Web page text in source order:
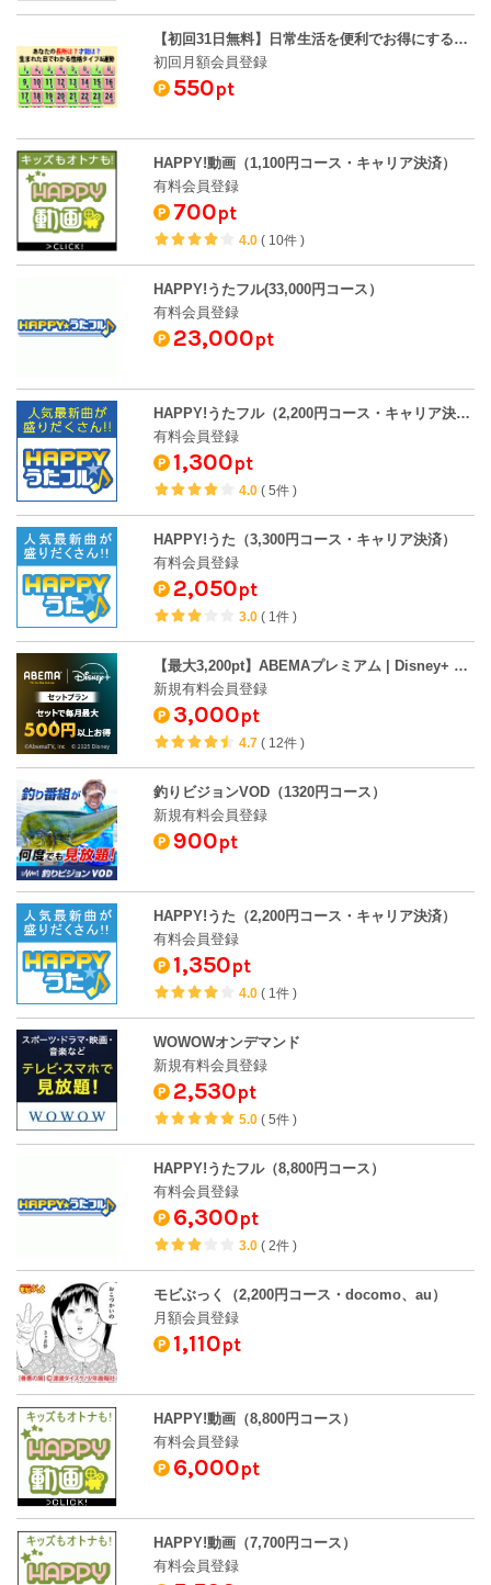
【初回31日無料】日常生活を便利でお得にする大人のモテ占い（dバリューパス）
初回月額会員登録
550pt
HAPPY!動画（1,100円コース・キャリア決済）
有料会員登録
700pt
4.0( 10件 )
HAPPY!うたフル(33,000円コース）
有料会員登録
23,000pt
HAPPY!うたフル（2,200円コース・キャリア決済）
有料会員登録
1,300pt
4.0(5件 )
HAPPY!うた（3,300円コース・キャリア決済）
有料会員登録
2,050pt
3.0( 1件 )
【最大3,200pt】ABEMAプレミアム | Disney+ セットプラン
新規有料会員登録
3,000pt
4.7( 12件 )
釣りビジョンVOD（1320円コース）
新規有料会員登録
900pt
HAPPY!うた（2,200円コース・キャリア決済）
有料会員登録
1,350pt
4.0( 1件 )
WOWOWオンデマンド
新規有料会員登録
2,530pt
5.0(5件 )
HAPPY!うたフル（8,800円コース）
有料会員登録
6,300pt
3.0(2件 )
モビぶっく（2,200円コース・docomo、au）
月額会員登録
1,110pt
HAPPY!動画（8,800円コース）
有料会員登録
6,000pt
HAPPY!動画（7,700円コース）
有料会員登録